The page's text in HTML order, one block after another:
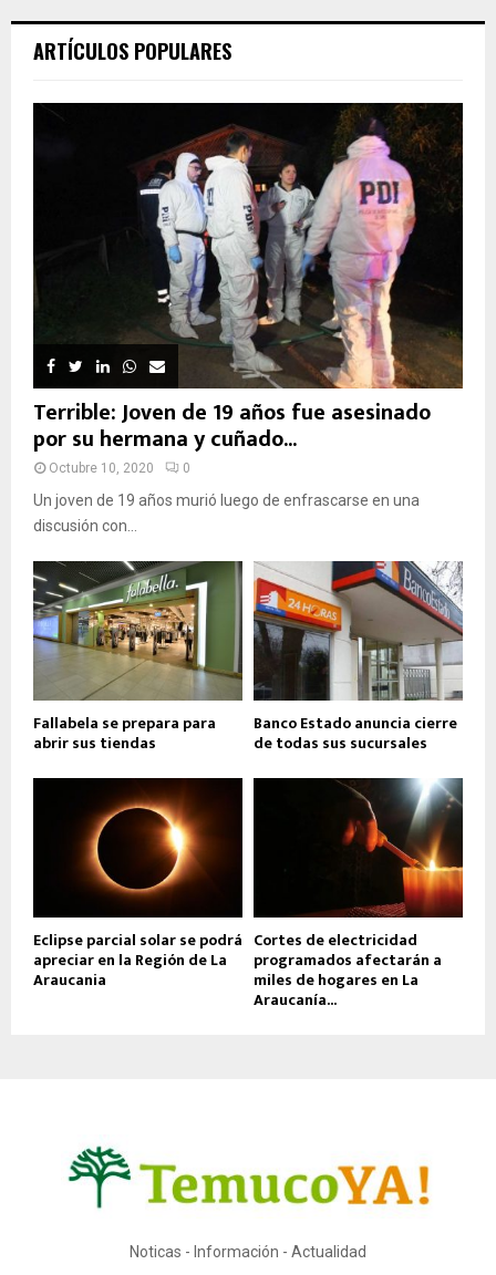
ARTÍCULOS POPULARES
Terrible: Joven de 19 años fue asesinado
por su hermana y cuñado...
Octubre 10, 2020 0
Un joven de 19 años murió luego de enfrascarse en una
discusión con...
Fallabela se prepara para
abrir sus tiendas
Banco Estado anuncia cierre
de todas sus sucursales
Eclipse parcial solar se podrá
apreciar en la Región de La
Araucania
Cortes de electricidad
programados afectarán a
miles de hogares en La
Araucanía...
Noticas - Información - Actualidad